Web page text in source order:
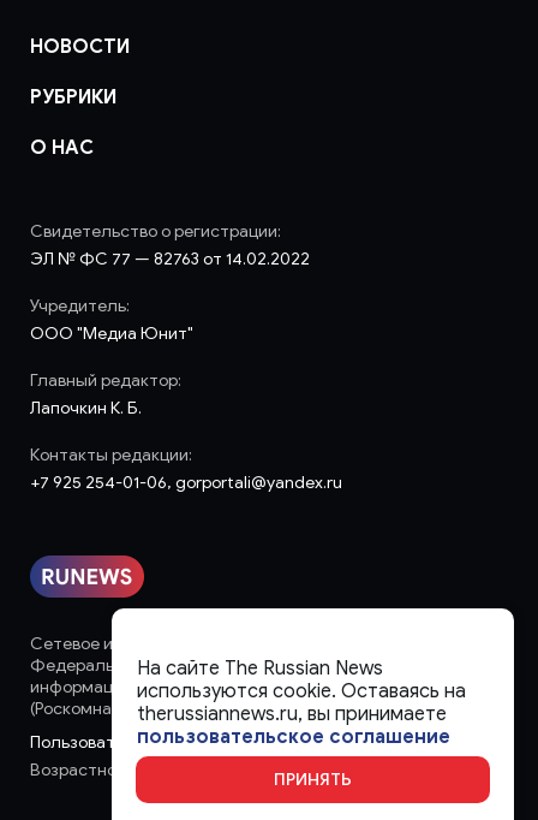
НОВОСТИ
РУБРИКИ
О НАС
Сетевое издание «runews» (18+) зарегистрировано в
Федеральной службе по надзору в сфере связи,
информационных технологий и массовых коммуникаций
(Роскомнадзор)
Пользовательское соглашение
Возрастное ограничение:
Свидетельство о регистрации:
ЭЛ № ФС 77 — 82763 от 14.02.2022
Учредитель:
ООО "Медиа Юнит"
Главный редактор:
Лапочкин К. Б.
Контакты редакции:
+7 925 254-01-06, gorportali@yandex.ru
На сайте The Russian News
используются cookie. Оставаясь на
therussiannews.ru, вы принимаете
пользовательское соглашение
ПРИНЯТЬ